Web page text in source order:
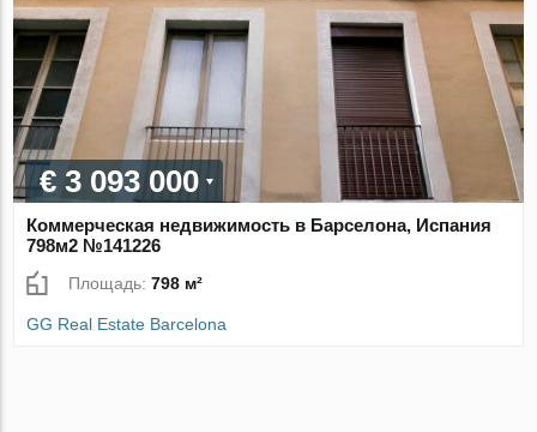
€ 3 093 000
Коммерческая недвижимость в Барселона, Испания
798м2 №141226
Площадь:798 м²
GG Real Estate Barcelona